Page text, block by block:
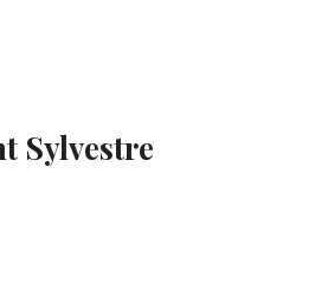
Sylvestre